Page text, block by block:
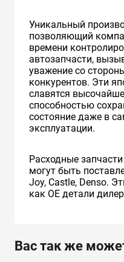
Уникальный
позволяющий
времени
автозапчасти,
уважение со
конкурентов. Эти
славятся
способностью
состояние даже в
эксплуатации.
Расходные
могут быть
Joy, Castle, Denso.
как ОЕ детали
Вас так же